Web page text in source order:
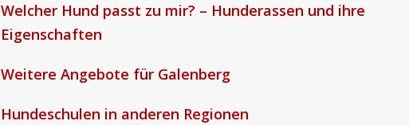
Welcher Hund passt zu mir? – Hunderassen und ihre
Eigenschaften
Weitere Angebote für Galenberg
Hundeschulen in anderen Regionen